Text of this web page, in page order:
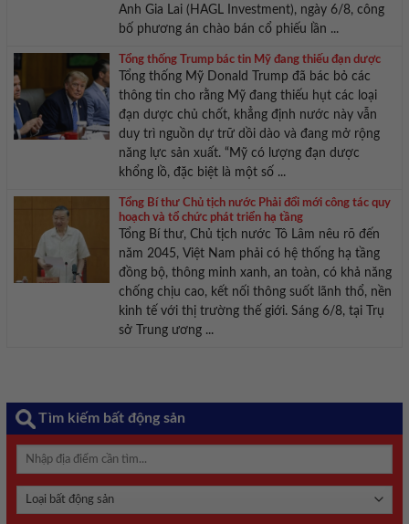
Anh Gia Lai (HAGL Investment), ngày 6/8, công
bố phương án chào bán cổ phiếu lần ...
Tổng thống Trump bác tin Mỹ đang thiếu đạn dược
Tổng thống Mỹ Donald Trump đã bác bỏ các
thông tin cho rằng Mỹ đang thiếu hụt các loại
đạn dược chủ chốt, khẳng định nước này vẫn
duy trì nguồn dự trữ dồi dào và đang mở rộng
năng lực sản xuất. “Mỹ có lượng đạn dược
khổng lồ, đặc biệt là một số ...
Tổng Bí thư Chủ tịch nước Phải đổi mới công tác quy
hoạch và tổ chức phát triển hạ tầng
Tổng Bí thư, Chủ tịch nước Tô Lâm nêu rõ đến
năm 2045, Việt Nam phải có hệ thống hạ tầng
đồng bộ, thông minh xanh, an toàn, có khả năng
chống chịu cao, kết nối thông suốt lãnh thổ, nền
kinh tế với thị trường thế giới. Sáng 6/8, tại Trụ
sở Trung ương ...
Tìm kiếm bất động sản